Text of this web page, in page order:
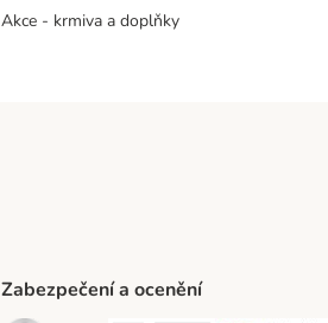
Akce - krmiva a doplňky
Zabezpečení a ocenění